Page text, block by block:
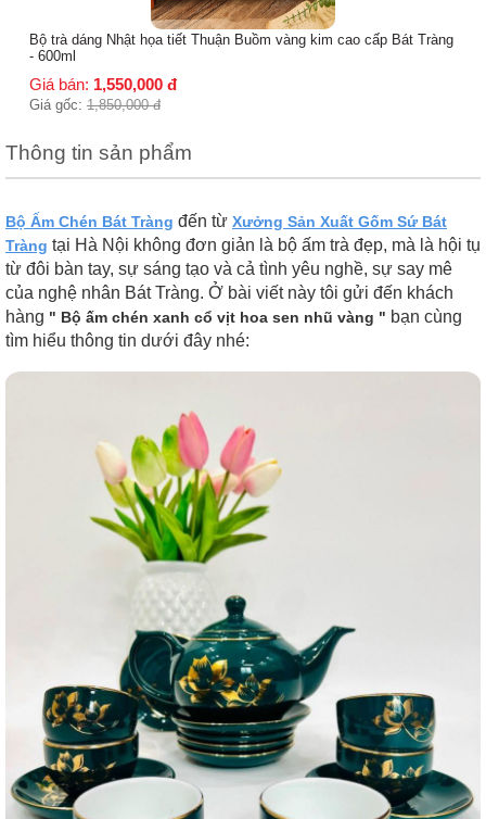
Bộ trà dáng Nhật họa tiết Thuận Buồm vàng kim cao cấp Bát Tràng
- 600ml
Giá bán: 1,550,000 đ
Giá gốc: 1,850,000 đ
Thông tin sản phẩm
Bộ Ấm Chén Bát Tràng đến từ Xưởng Sản Xuất Gốm Sứ Bát
Tràng tại Hà Nội không đơn giản là bộ ấm trà đẹp, mà là hội tụ
từ đôi bàn tay, sự sáng tạo và cả tình yêu nghề, sự say mê
của nghệ nhân Bát Tràng. Ở bài viết này tôi gửi đến khách
hàng " Bộ ấm chén xanh cổ vịt hoa sen nhũ vàng " bạn cùng
tìm hiểu thông tin dưới đây nhé: